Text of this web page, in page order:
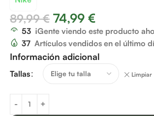
89,99€ 74,99 €
53 ¡Gente viendo este producto
37 Artículos vendidos en el último
Información adicional
Tallas Limpiar